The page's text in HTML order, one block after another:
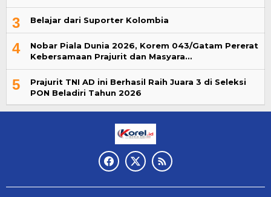
3 Belajar dari Suporter Kolombia
4
Nobar Piala Dunia 2026, Korem 043/Gatam Pererat
Kebersamaan Prajurit dan Masyara…
5
Prajurit TNI AD ini Berhasil Raih Juara 3 di Seleksi
PON Beladiri Tahun 2026